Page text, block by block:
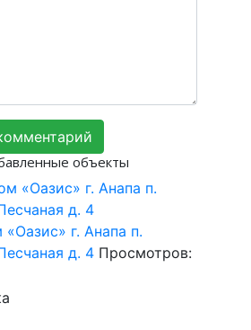
объекты
г. Анапа п.
д. 4 Просмотров: